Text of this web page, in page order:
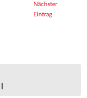
Nächster
Eintrag